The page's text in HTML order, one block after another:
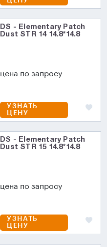
DS - Elementary Patch
Dust STR 14 14.8*14.8
цена по запросу
УЗНАТЬ
ЦЕНУ
DS - Elementary Patch
Dust STR 15 14.8*14.8
цена по запросу
УЗНАТЬ
ЦЕНУ